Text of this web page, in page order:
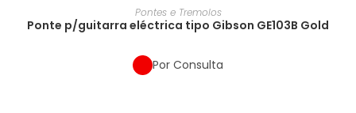
Pontes e Tremolos
Ponte p/guitarra eléctrica tipo Gibson GE103B Gold
Por Consulta